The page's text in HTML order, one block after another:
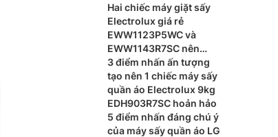
phục người mua
Hai chiếc máy giặt sấy
Electrolux giá rẻ
EWW1123P5WC và
EWW1143R7SC nên
dùng loại nào?
3 điểm nhấn ấn tượng
tạo nên 1 chiếc máy sấy
quần áo Electrolux 9kg
EDH903R7SC hoản hảo
5 điểm nhấn đáng chú ý
của máy sấy quần áo LG